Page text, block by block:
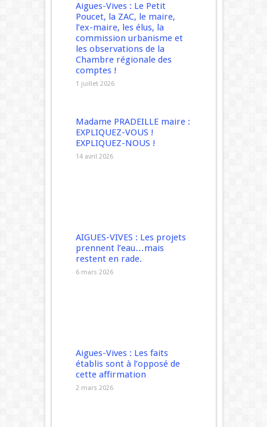
Aigues-Vives : Le Petit
Poucet, la ZAC, le maire,
l’ex-maire, les élus, la
commission urbanisme et
les observations de la
Chambre régionale des
comptes !
1 juillet 2026
Madame PRADEILLE maire :
EXPLIQUEZ-VOUS !
EXPLIQUEZ-NOUS !
14 avril 2026
AIGUES-VIVES : Les projets
prennent l’eau…mais
restent en rade.
6 mars 2026
Aigues-Vives : Les faits
établis sont à l’opposé de
cette affirmation
2 mars 2026